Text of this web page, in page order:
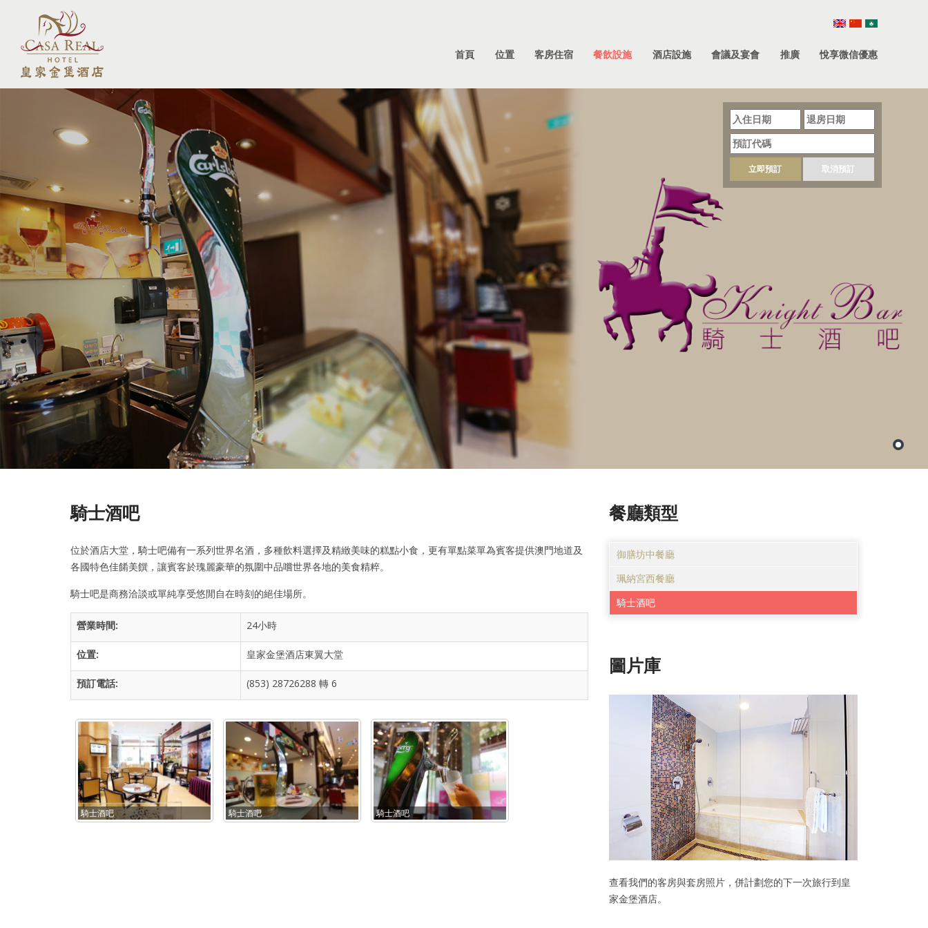
首頁 位置 客房住宿 餐飲設施 酒店設施 會議及宴會 推廣 悅享微信優惠
立即預訂 取消預訂
騎士酒吧
位於酒店大堂，騎士吧備有一系列世界名酒，多種飲料選擇及精緻美味的糕點小食，更有單點菜單為賓客提供澳門地道及
各國特色佳餚美饌，讓賓客於瑰麗豪華的氛圍中品嚐世界各地的美食精粹。
騎士吧是商務洽談或單純享受悠閒自在時刻的絕佳場所。
營業時間: 24小時
位置: 皇家金堡酒店東翼大堂
預訂電話: (853) 28726288 轉 6
騎士酒吧 騎士酒吧 騎士酒吧
餐廳類型
御膳坊中餐廳
珮納宮西餐廳
騎士酒吧
圖片庫
查看我們的客房與套房照片，併計劃您的下一次旅行到皇
家金堡酒店。